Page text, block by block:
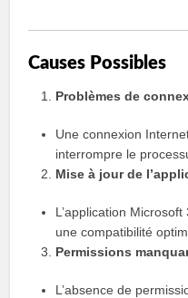
Causes Possibles
Problèmes de
Une connexion
interrompre le
Mise à jour de
L’application
une compatibilité
Permissions
L’absence de